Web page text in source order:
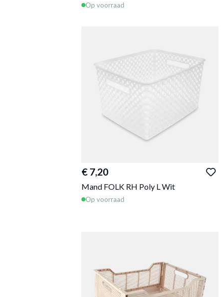
Op voorraad
€ 7,20
Mand FOLK RH Poly L Wit
Op voorraad